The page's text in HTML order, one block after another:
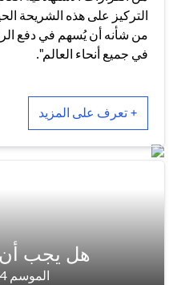
التركيز على هذه الشريحة
من شأنه أن يُسهم في دفع
في جميع أنحاء العالم".
+ تعرف على المزيد
هل يجب أن
الموسم 4: الحلقة 1